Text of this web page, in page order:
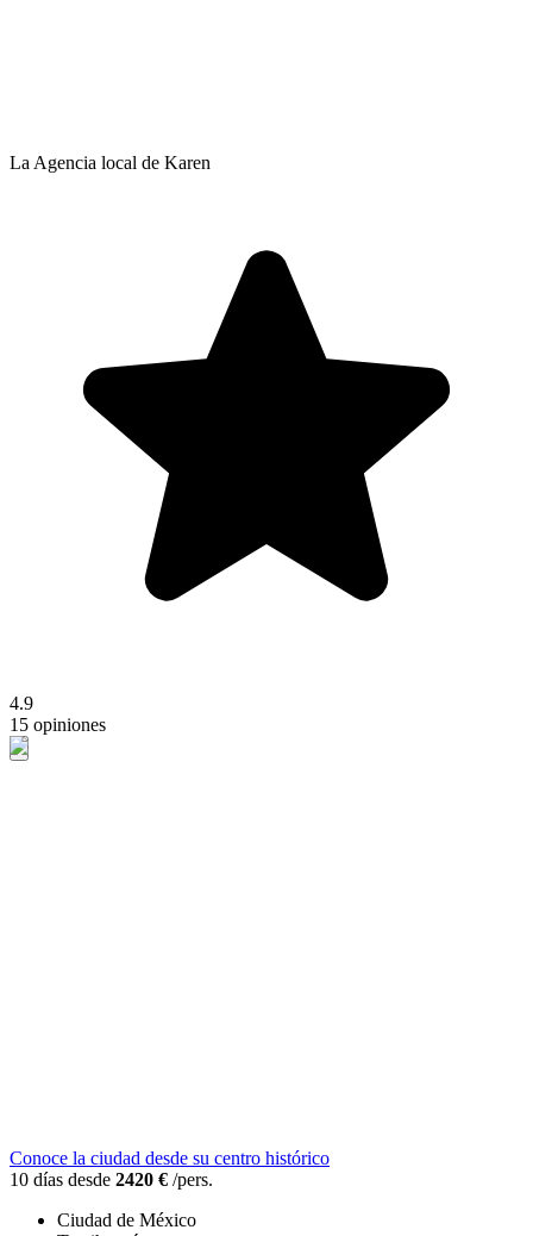
La Agencia local de Karen
4.9
15 opiniones
Conoce la ciudad desde su centro histórico
10 días desde 2420 € /pers.
Ciudad de México